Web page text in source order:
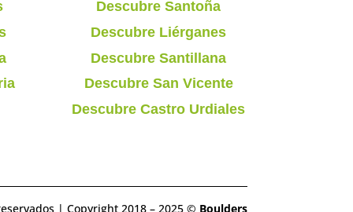
Descubre Santoña
Descubre Liérganes
Descubre Santillana
Descubre San Vicente
Descubre Castro Urdiales
| Copyright 2018 – 2025 © Boulders